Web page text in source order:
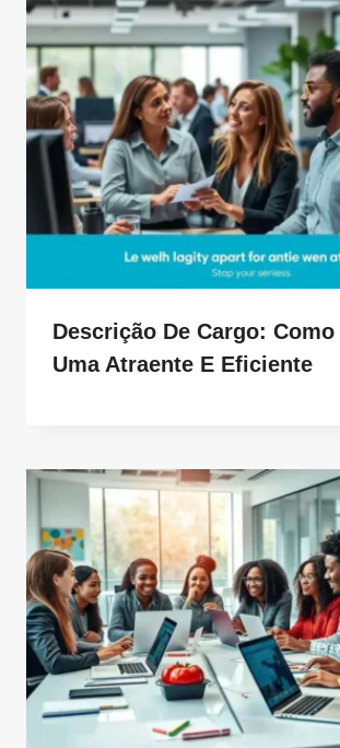
Descrição De Cargo:
Uma Atraente E Eficiente